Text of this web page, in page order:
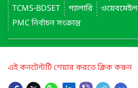
TCMS-BDSET
গ্যালারি ওয়েবমেইল
PMC নির্বাচন সংক্রান্ত
এই কনটেন্টটি শেয়ার করতে ক্লিক করুন